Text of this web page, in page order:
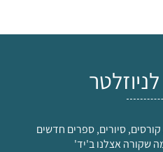
סיורים, ספרים חדשים
שקורה אצלנו ב'יד'